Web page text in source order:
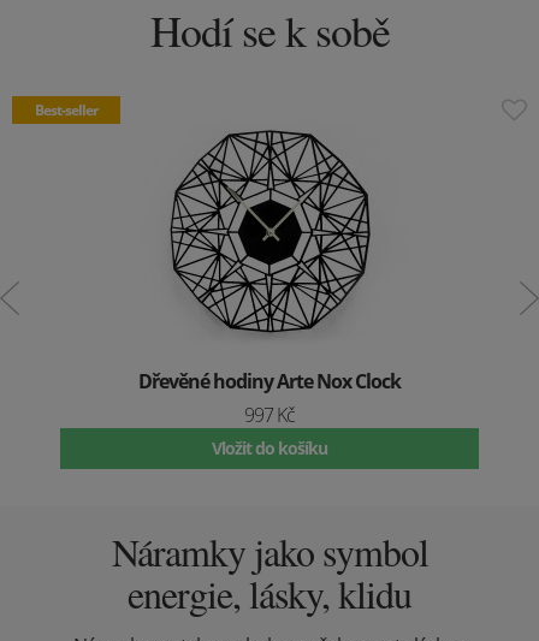
Hodí se k sobě
Best-seller
Dřevěné hodiny Arte Nox Clock
997 Kč
Vložit do košíku
Náramky jako symbol
energie, lásky, klidu